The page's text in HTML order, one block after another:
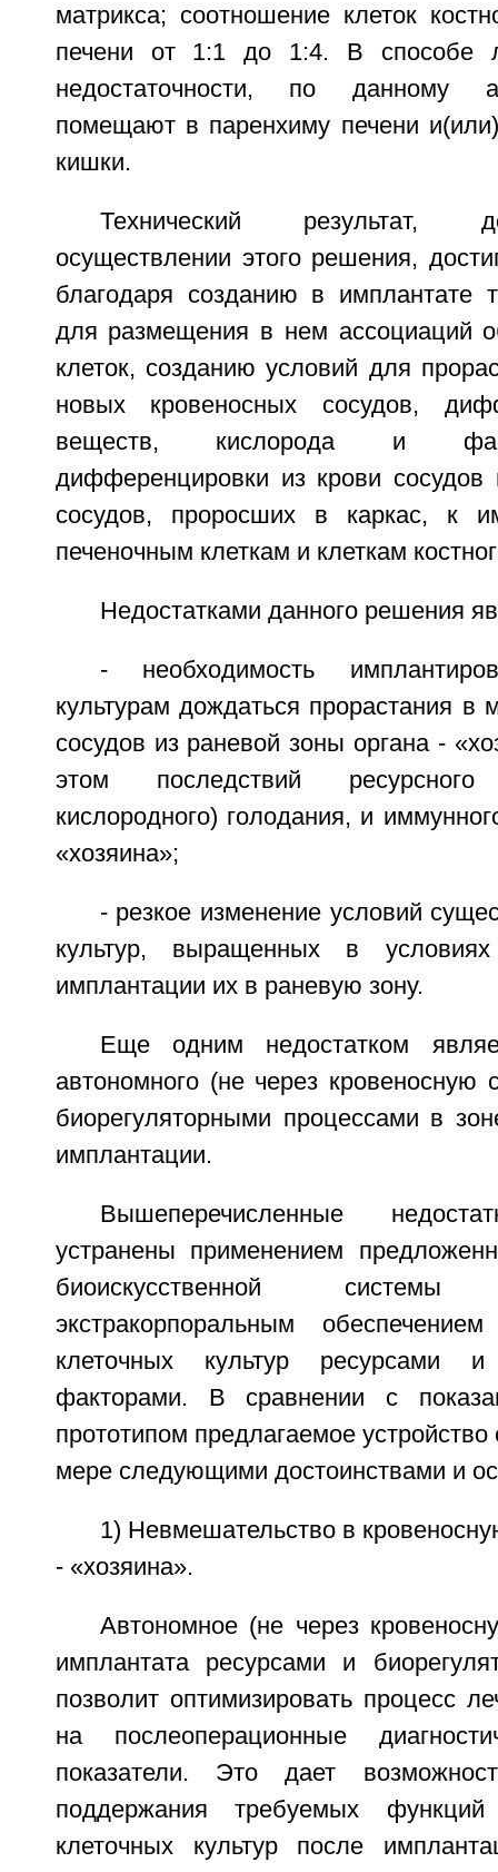
матрикса; соотношение клеток
печени от 1:1 до 1:4. В способе
недостаточности, по данному
помещают в паренхиму печени
кишки.
Технический результат,
осуществлении этого решения,
благодаря созданию в имплантате
для размещения в нем ассоциаций
клеток, созданию условий для
новых кровеносных сосудов,
веществ, кислорода и
дифференцировки из крови
сосудов, проросших в каркас, к
печеночным клеткам и клеткам
Недостатками данного решения
- необходимость
культурам дождаться прорастания в
сосудов из раневой зоны органа -
этом последствий
кислородного) голодания, и
«хозяина»;
- резкое изменение условий
культур, выращенных в
имплантации их в раневую зону.
Еще одним недостатком
автономного (не через кровеносную
биорегуляторными процессами в
имплантации.
Вышеперечисленные
устранены применением
биоискусственной
экстракорпоральным
клеточных культур ресурсами и
факторами. В сравнении с
прототипом предлагаемое
мере следующими достоинствами и
1) Невмешательство в
- «хозяина».
Автономное (не через
имплантата ресурсами и
позволит оптимизировать процесс
на послеоперационные
показатели. Это дает
поддержания требуемых функций
клеточных культур после